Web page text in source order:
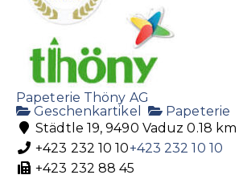
Papeterie Thöny AG
Geschenkartikel
Papeterie
Städtle 19, 9490 Vaduz 0.18 km
+423 232 10 10+423 232 10 10
+423 232 88 45